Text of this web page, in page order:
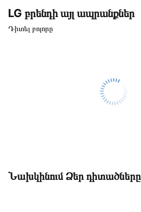
LG բրենդի այլ ապրանքներ
Դիտել բոլորը
Նախկինում Ձեր դիտածները